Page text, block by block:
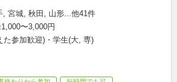
, 宮城, 秋田, 山形...他41件
〜3,000円
た参加歓迎)・学生(大, 専)